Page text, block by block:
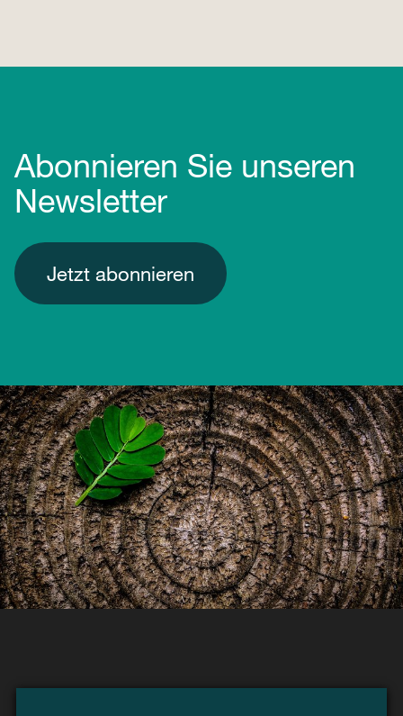
Abonnieren Sie unseren
Newsletter
Jetzt abonnieren